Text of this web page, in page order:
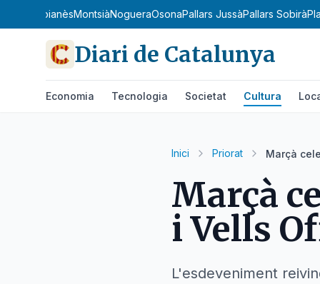
MoianèsMontsiàNogueraOsonaPallars JussàPallars Sobirà
Diari de Catalunya
Economia Tecnologia Societat Cultura
Inici Priorat Marçà
Marçà
i Vells
L'esdeveniment